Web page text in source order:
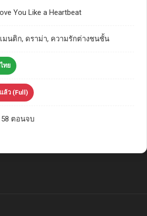
You Like a Heartbeat
มนติก, ดราม่า, ความรักต่างชนชั้น
ทย
ล้ว (Full)
58 ตอนจบ